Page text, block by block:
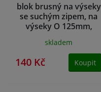
blok brusný na výseky
se suchým zipem, na
výseky O 125mm,
skladem
140 Kč Koupit